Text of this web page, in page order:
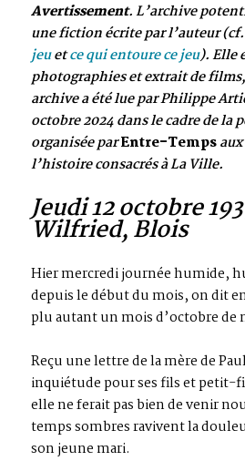
Avertissement. L’archive
une fiction écrite par l’auteur (cf.
jeuetce qui entoure ce jeu). Elle
photographies et extrait de
archive a été lue par Philippe
octobre 2024 dans le cadre de la
organisée parEntre-Temps
l’histoire consacrés à La Ville.
Jeudi 12 octobre
Wilfried, Blois
Hier mercredi journée humide,
depuis le début du mois, on dit
plu autant un mois d’octobre de
Reçu une lettre de la mère de
inquiétude pour ses fils et petit-
elle ne ferait pas bien de venir
temps sombres ravivent la
son jeune mari.